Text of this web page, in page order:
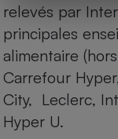
relevés par
principales
alimentaire
Carrefour
City, Leclerc,
Hyper U.